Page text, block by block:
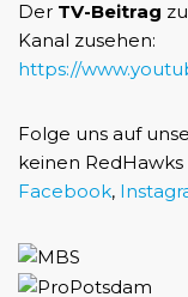
Der TV-Beitrag
Kanal zusehen:
https://
Folge uns auf
keinen
Facebook,